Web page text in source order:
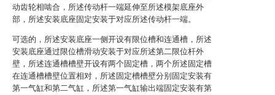
动齿轮相啮合，所述传动杆一端延伸至所述模架底座外
部，所述安装底座固定安装于对应所述传动杆一端。
可选的，所述安装底座一侧开设有限位槽和连通槽，所述
安装底座通过限位槽滑动安装于对应所述第二限位杆外
壁，所述连通槽槽壁开设有两个固定槽，两个所述固定槽
在连通槽槽壁位置相对，所述固定槽槽壁分别固定安装有
第一气缸和第二气缸，所述第一气缸输出端固定安装有第